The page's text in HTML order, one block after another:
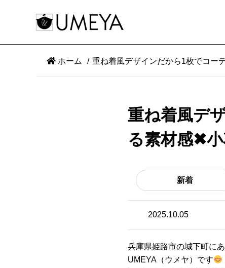
ホーム 重ね着風デザインだから1枚でコー
重ね着風デ
る素材感✖
新着
2025.10.05
兵庫県姫路市の城下町に
UMEYA（ウメヤ）です